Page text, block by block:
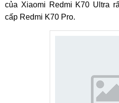
của Xiaomi Redmi K70 Ultra
cấp Redmi K70 Pro.